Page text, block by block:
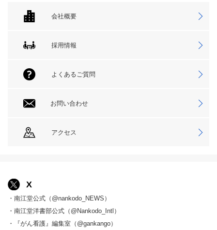
会社概要
採用情報
よくあるご質問
お問い合わせ
アクセス
X
・南江堂公式（@nankodo_NEWS）
・南江堂洋書部公式（@Nankodo_Intl）
・『がん看護』編集室（@gankango）